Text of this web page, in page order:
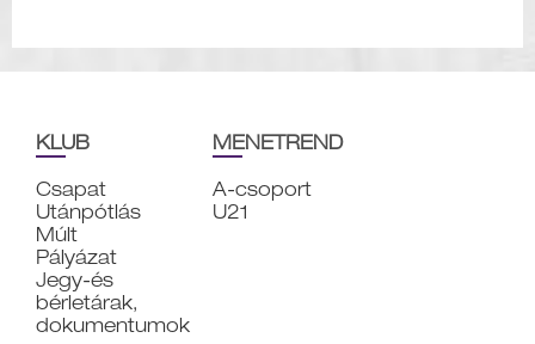
KLUB
Csapat
Utánpótlás
Múlt
Pályázat
Jegy-és
bérletárak,
dokumentumok
MENETREND
A-csoport
U21